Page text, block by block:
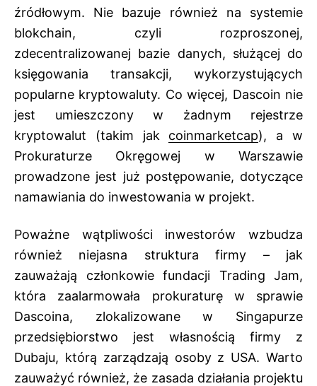
źródłowym. Nie bazuje również na systemie
blokchain, czyli rozproszonej,
zdecentralizowanej bazie danych, służącej do
księgowania transakcji, wykorzystujących
popularne kryptowaluty. Co więcej, Dascoin nie
jest umieszczony w żadnym rejestrze
kryptowalut (takim jak coinmarketcap), a w
Prokuraturze Okręgowej w Warszawie
prowadzone jest już postępowanie, dotyczące
namawiania do inwestowania w projekt.
Poważne wątpliwości inwestorów wzbudza
również niejasna struktura firmy – jak
zauważają członkowie fundacji Trading Jam,
która zaalarmowała prokuraturę w sprawie
Dascoina, zlokalizowane w Singapurze
przedsiębiorstwo jest własnością firmy z
Dubaju, którą zarządzają osoby z USA. Warto
zauważyć również, że zasada działania projektu